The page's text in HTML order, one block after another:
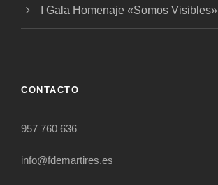
I Gala Homenaje «Somos Visibles»
CONTACTO
957 760 636
info@fdemartires.es